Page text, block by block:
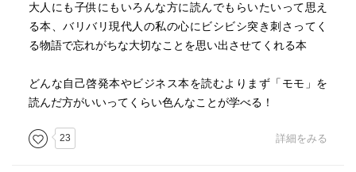
大人にも子供にもいろんな方に読んでもらいたいって思え
る本、バリバリ現代人の私の心にビシビシ突き刺さってく
る物語で忘れがちな大切なことを思い出させてくれる本
どんな自己啓発本やビジネス本を読むよりまず「モモ」を
読んだ方がいいってくらい色んなことが学べる！
23 詳細をみる